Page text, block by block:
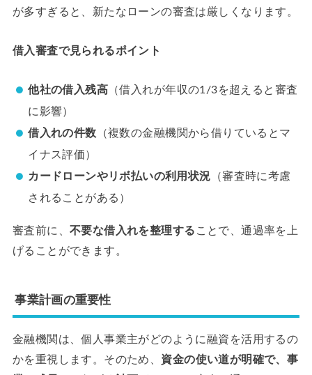
が多すぎると、新たなローンの審査は厳しくなります。
借入審査で見られるポイント
他社の借入残高 （借入れが年収の1/3を超えると審査
に影響）
借入れの件数 （複数の金融機関から借りているとマ
イナス評価）
カードローンやリボ払いの利用状況 （審査時に考慮
されることがある）
審査前に、 不要な借入れを整理する ことで、通過率を上
げることができます。
事業計画の重要性
金融機関は、個人事業主がどのように融資を活用するの
かを重視します。そのため、 資金の使い道が明確で、事